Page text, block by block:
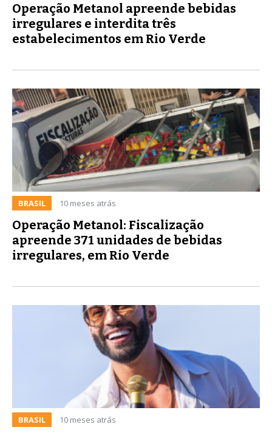
Operação Metanol apreende bebidas
irregulares e interdita três
estabelecimentos em Rio Verde
BRASIL 10 meses atrás
Operação Metanol: Fiscalização
apreende 371 unidades de bebidas
irregulares, em Rio Verde
BRASIL 10 meses atrás